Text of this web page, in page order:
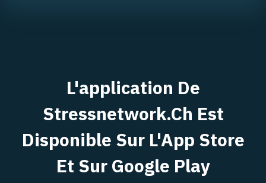
L'application De
Stressnetwork.ch Est
Disponible Sur L'App Store
Et Sur Google Play